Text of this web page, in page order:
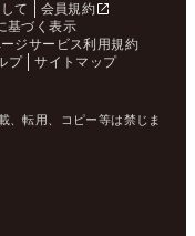
て
会員規約
基づく表示
ジサービス利用規約
プ サイトマップ
、転用、コピー等は禁じま